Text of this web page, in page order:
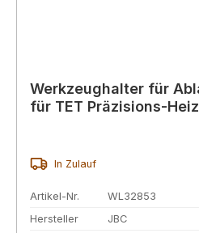
Werkzeughalter für
für TET Präzisions-
In Zulauf
Artikel-Nr.
WL32853
Hersteller
JBC